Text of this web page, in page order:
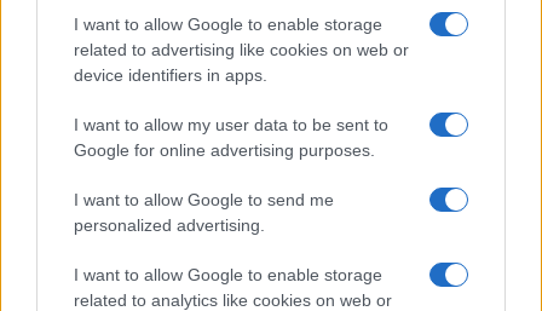
I want to allow Google to enable storage
related to advertising like cookies on web or
device identifiers in apps.
I want to allow my user data to be sent to
Google for online advertising purposes.
I want to allow Google to send me
personalized advertising.
I want to allow Google to enable storage
related to analytics like cookies on web or
Alpha Bank: Για πρώτη φορά το Αρχαίο Θέατρο Επιδαύρου
άνοιξε τις πύλες του σε όλους
ΕΤΙΚΕΤΕΣ Countryman C MINI Countryman Ε